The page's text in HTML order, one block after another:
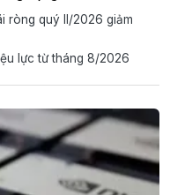
ròng quý II/2026 giảm
lực từ tháng 8/2026